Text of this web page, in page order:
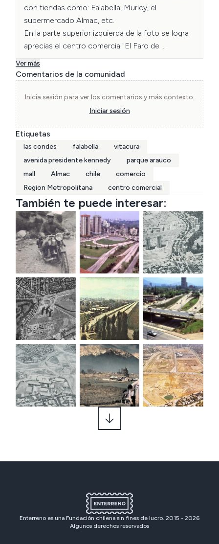
con tiendas como: Falabella, Muricy, el
supermercado Almac, etc.
En la parte superior izquierda de la foto se logra
aprecias el centro comercia "El Faro de
Apoquindo".
Ver más
Comentarios de la comunidad
Inicia sesión para ver los comentarios y más contexto.
Iniciar sesión
Etiquetas
las condes falabella
vitacura
avenida presidente kennedy
parque arauco
mall
Almac chile
comercio
Region Metropolitana
centro comercial
También te puede interesar:
Enterreno es una Fundación chilena sin fines de lucro. 2015 - 2026
Algunos derechos reservados